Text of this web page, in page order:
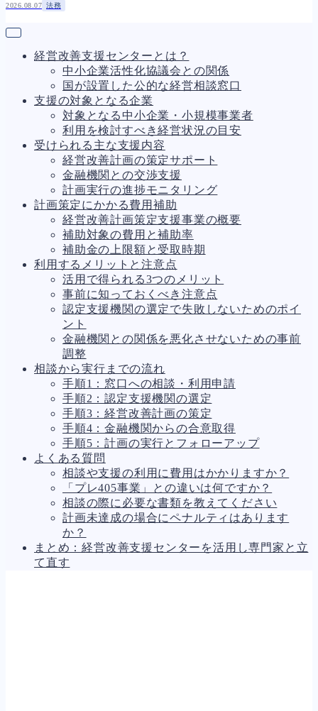
2026.08.07 法務
経営改善支援センターとは？
中小企業活性化協議会との関係
国が設置した公的な経営相談窓口
支援の対象となる企業
対象となる中小企業・小規模事業者
利用を検討すべき経営状況の目安
受けられる主な支援内容
経営改善計画の策定サポート
金融機関との交渉支援
計画実行の進捗モニタリング
計画策定にかかる費用補助
経営改善計画策定支援事業の概要
補助対象の費用と補助率
補助金の上限額と受取時期
利用するメリットと注意点
活用で得られる3つのメリット
事前に知っておくべき注意点
認定支援機関の選定で失敗しないためのポイ
ント
金融機関との関係を悪化させないための事前
調整
相談から実行までの流れ
手順1：窓口への相談・利用申請
手順2：認定支援機関の選定
手順3：経営改善計画の策定
手順4：金融機関からの合意取得
手順5：計画の実行とフォローアップ
よくある質問
相談や支援の利用に費用はかかりますか？
「プレ405事業」との違いは何ですか？
相談の際に必要な書類を教えてください
計画未達成の場合にペナルティはあります
か？
まとめ：経営改善支援センターを活用し専門家と立
て直す